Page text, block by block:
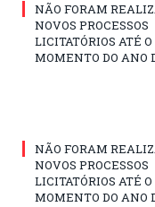
NÃO FORAM
NOVOS PROCESSOS
LICITATÓRIOS ATÉ O
MOMENTO DO ANO
NÃO FORAM
NOVOS PROCESSOS
LICITATÓRIOS ATÉ O
MOMENTO DO ANO